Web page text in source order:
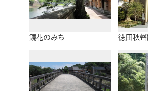
鏡花のみち 徳田秋